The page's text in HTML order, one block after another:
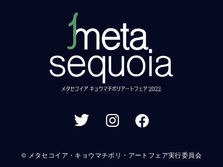
© メタセコイア・キョウマチボリ・アートフェア実行委員会